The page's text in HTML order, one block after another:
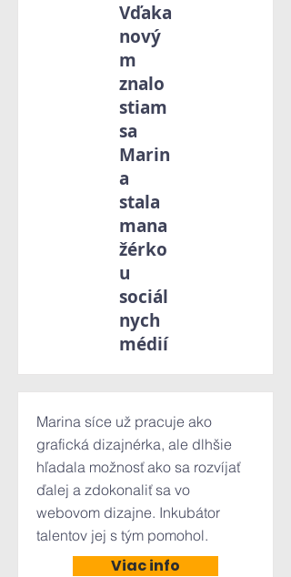
Vďaka
nový
m
znalo
stiam
sa
Marin
a
stala
mana
žérko
u
sociál
nych
médií
Marina síce už pracuje ako
grafická dizajnérka, ale dlhšie
hľadala možnosť ako sa rozvíjať
ďalej a zdokonaliť sa vo
webovom dizajne. Inkubátor
talentov jej s tým pomohol.
Viac info